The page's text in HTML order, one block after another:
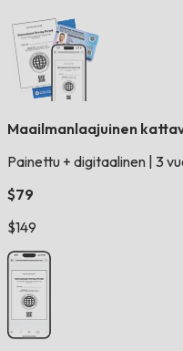
Maailmanlaajuinen
Painettu + digitaalinen 3
$79
$149